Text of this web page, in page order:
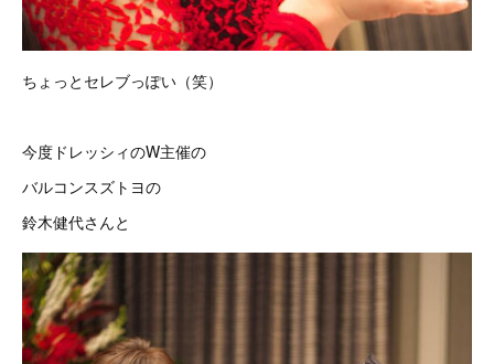
ちょっとセレブっぽい（笑）
今度ドレッシィのW主催の
バルコンスズトヨの
鈴木健代さんと